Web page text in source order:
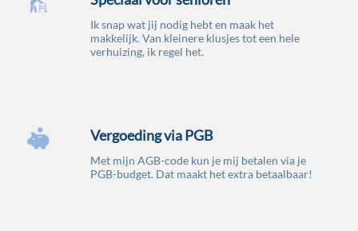
Ik snap wat jij nodig hebt en maak het
makkelijk. Van kleinere klusjes tot een hele
verhuizing, ik regel het.
Vergoeding via PGB
Met mijn AGB-code kun je mij betalen via je
PGB-budget. Dat maakt het extra betaalbaar!